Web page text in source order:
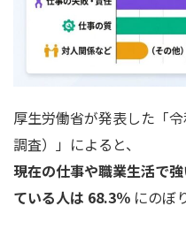
厚生労働省が発表した「
調査）」によると、
現在の仕事や職業生活で
ている人は 68.3％ にのぼ